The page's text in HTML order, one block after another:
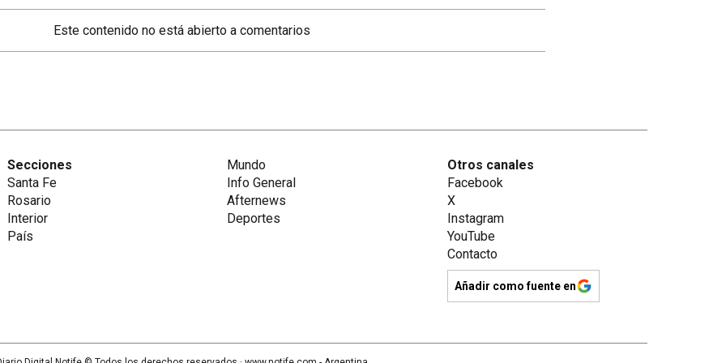
Este contenido no está abierto a comentarios
Secciones
Santa Fe
Rosario
Interior
País
Mundo
Info General
Afternews
Deportes
Otros canales
Facebook
X
Instagram
YouTube
Contacto
Añadir como fuente en